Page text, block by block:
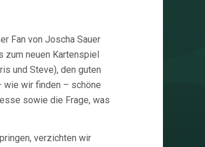
Lautstärke
zu
regeln.
Fan von Joscha Sauer
zum neuen Kartenspiel
und Steve), den guten
wie wir finden – schöne
sowie die Frage, was
verzichten wir